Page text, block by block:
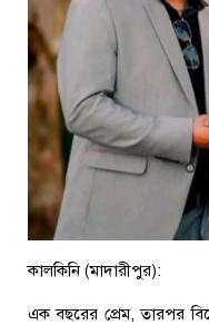
কালকিনি (মাদারীপুর):
এক বছরের প্রেম, তারপর